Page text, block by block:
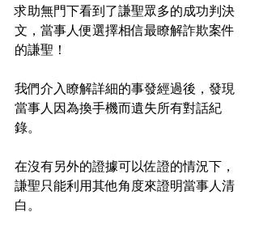
求助無門下看到了謙聖眾多的成功判決
文，當事人便選擇相信最瞭解詐欺案件
的謙聖！
我們介入瞭解詳細的事發經過後，發現
當事人因為換手機而遺失所有對話紀
錄。
在沒有另外的證據可以佐證的情況下，
謙聖只能利用其他角度來證明當事人清
白。